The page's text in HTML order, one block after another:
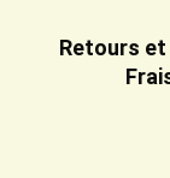
Retours